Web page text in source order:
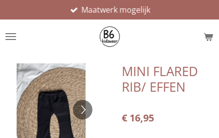
direct
naar
Maatwerk mogelijk
MINI FLARED
RIB/ EFFEN
€ 16,95